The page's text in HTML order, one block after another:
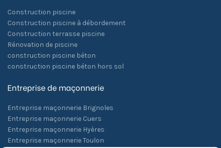
Construction piscine
Construction piscine à débordement
Construction terrasse piscine
Rénovation de piscine
construction piscine béton
construction piscine béton hors sol
Entreprise de maçonnerie
Entreprise maçonnerie Brignoles
Entreprise maçonnerie Cuers
Entreprise maçonnerie Hyères
Entreprise maçonnerie Toulon